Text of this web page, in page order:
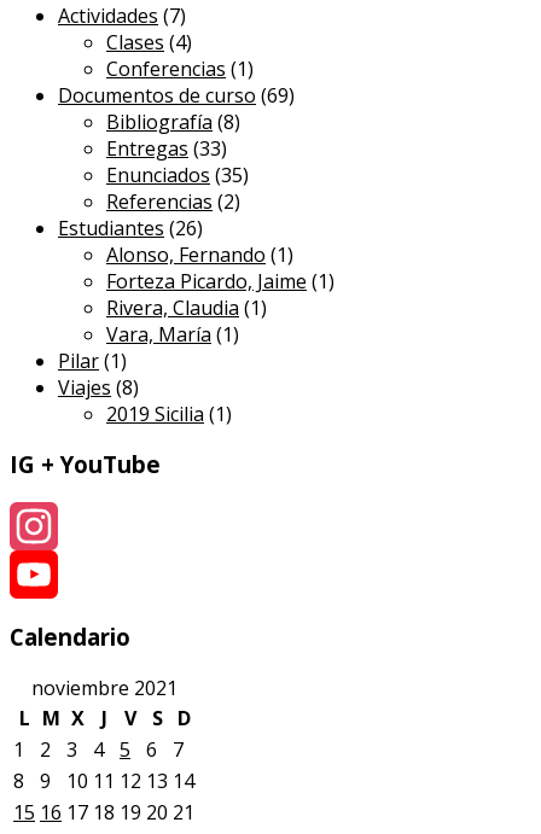
Actividades (7)
Clases (4)
Conferencias (1)
Documentos de curso (69)
Bibliografía (8)
Entregas (33)
Enunciados (35)
Referencias (2)
Estudiantes (26)
Alonso, Fernando (1)
Forteza Picardo, Jaime (1)
Rivera, Claudia (1)
Vara, María (1)
Pilar(1)
Viajes (8)
2019 Sicilia (1)
IG + YouTube
Instagram
YouTube
Calendario
noviembre 2021
L M X J V S
D
1
2 3 4 5 6
7
8
9 10 11 12 13 14
15 16 17 18 19 20 21